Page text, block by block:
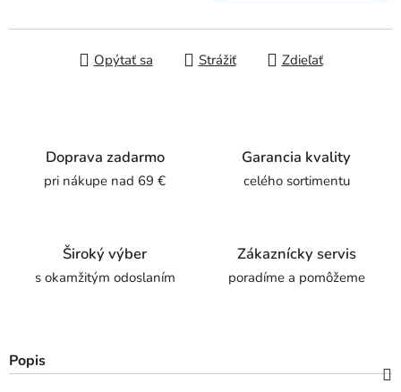
Opýtať sa Strážiť Zdieľať
Doprava zadarmo
pri nákupe nad 69 €
Garancia kvality
celého sortimentu
Široký výber
s okamžitým odoslaním
Zákaznícky servis
poradíme a pomôžeme
Popis